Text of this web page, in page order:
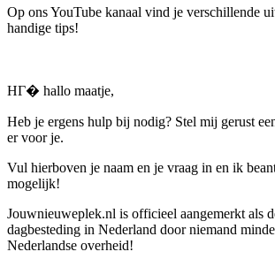
Op ons YouTube kanaal vind je verschillende
handige tips!
HГ� hallo maatje,
Heb je ergens hulp bij nodig? Stel mij gerust
er voor je.
Vul hierboven je naam en je vraag in en ik
mogelijk!
Jouwnieuweplek.nl is officieel aangemerkt als
dagbesteding in Nederland door niemand
Nederlandse overheid!